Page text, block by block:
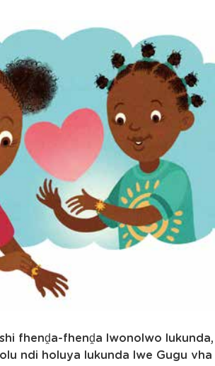
fhenḓa-fhenḓa lwonolwo
ndi holuya lukunda lwe Gugu